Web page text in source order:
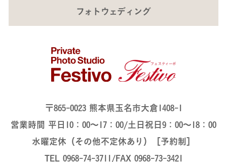
フォトウェディング
〒865-0023 熊本県玉名市大倉1408-1
営業時間 平日10：00～17：00/土日祝日9：00～18：00
水曜定休（その他不定休あり）［予約制］
TEL 0968-74-3711/FAX 0968-73-3421